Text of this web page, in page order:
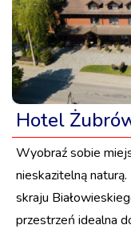
Hotel
Wyobraź sobie
nieskazitelną
skraju
przestrzeń idealna